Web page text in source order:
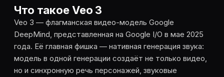
Что такое Veo 3
Veo 3 — флагманская видео-модель Google
DeepMind, представленная на Google I/O в мае 2025
года. Её главная фишка — нативная генерация звука:
модель в одной генерации создаёт не только видео,
но и синхронную речь персонажей, звуковые